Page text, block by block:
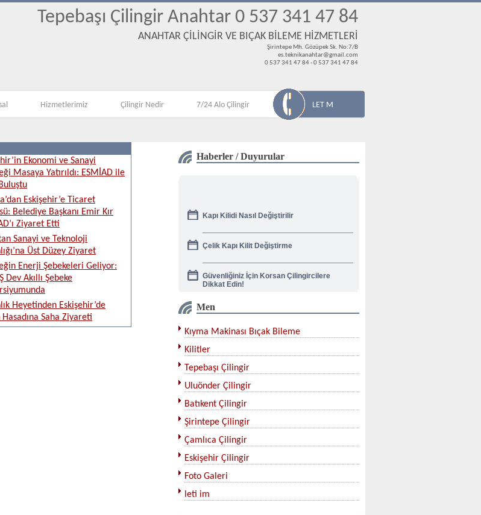
Tepebaşı Çilingir Anahtar 0 537 341 47 84
ANAHTAR ÇİLİNGİR VE BIÇAK BİLEME HİZMETLERİ
Şirintepe Mh. Gözüpek Sk. No:7/B
es.teknikanahtar@gmail.com
0 537 341 47 84 - 0 537 341 47 84
Hizmetlerimiz Çilingir Nedir 7/24 Alo Çilingir LET M
Ekonomi ve Sanayi
Masaya Yatırıldı: ESMİAD ile
Eskişehir’e Ticaret
Belediye Başkanı Emir Kır
Ziyaret Etti
Sanayi ve Teknoloji
Üst Düzey Ziyaret
Enerji Şebekeleri Geliyor:
Dev Akıllı Şebeke
Heyetinden Eskişehir’de
Hasadına Saha Ziyareti
Haberler / Duyurular
Güvenliğiniz İçin Korsan Çilingircilere
Dikkat Edin!
Kapı Kilidi Nasıl Değiştirilir?
Çelik Kapı Kilit Göbek Değiştirme
Bıçak Nasıl Bilenir?
Kurban Bıçağınızı Aldınız mı?
Men
Kıyma Makinası Bıçak Bileme
Kilitler
Tepebaşı Çilingir
Uluönder Çilingir
Batıkent Çilingir
Şirintepe Çilingir
Çamlıca Çilingir
Eskişehir Çilingir
Foto Galeri
leti im